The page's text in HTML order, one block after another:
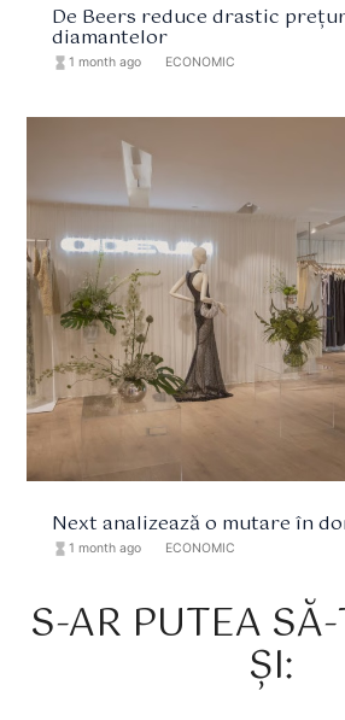
De Beers reduce drastic
diamantelor
hourglass_full 1 month ago ECONOMIC
Next analizează o mutare în
hourglass_full 1 month ago ECONOMIC
S-AR PUTEA
ȘI: